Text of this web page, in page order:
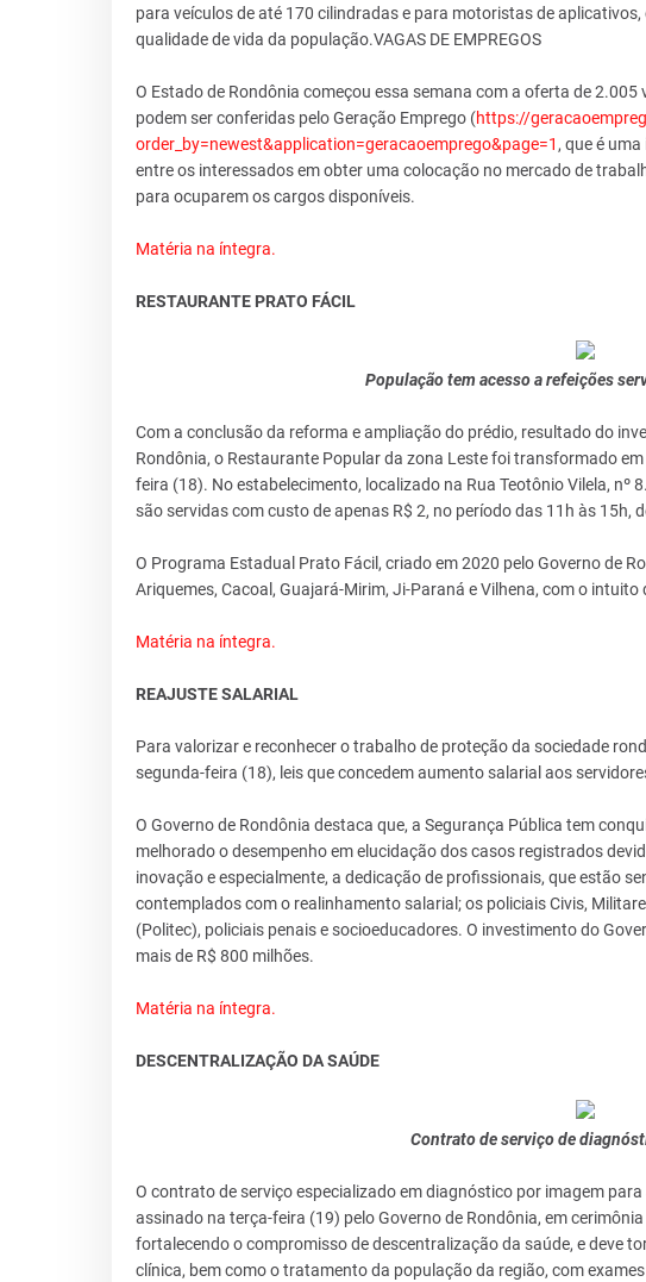
para veículos de até 170 cilindradas e para motoristas de
qualidade de vida da população.VAGAS DE EMPREGOS
O Estado de Rondônia começou essa semana com a oferta de
podem ser conferidas pelo Geração Emprego (https://
order_by=newest&application=geracaoemprego&page=1 , que é
entre os interessados em obter uma colocação no mercado de
para ocuparem os cargos disponíveis.
Matéria na íntegra.
RESTAURANTE PRATO FÁCIL
População tem acesso a refeições
Com a conclusão da reforma e ampliação do prédio, resultado do
Rondônia, o Restaurante Popular da zona Leste foi transformado
feira (18). No estabelecimento, localizado na Rua Teotônio Vilela, nº
são servidas com custo de apenas R$ 2, no período das 11h às 15h,
O Programa Estadual Prato Fácil, criado em 2020 pelo Governo de
Ariquemes, Cacoal, Guajará-Mirim, Ji-Paraná e Vilhena, com o
Matéria na íntegra.
REAJUSTE SALARIAL
Para valorizar e reconhecer o trabalho de proteção da sociedade
segunda-feira (18), leis que concedem aumento salarial aos
O Governo de Rondônia destaca que, a Segurança Pública tem
melhorado o desempenho em elucidação dos casos registrados
inovação e especialmente, a dedicação de profissionais, que estão
contemplados com o realinhamento salarial; os policiais Civis,
(Politec), policiais penais e socioeducadores. O investimento do
mais de R$ 800 milhões.
Matéria na íntegra.
DESCENTRALIZAÇÃO DA SAÚDE
Contrato de serviço de
O contrato de serviço especializado em diagnóstico por imagem
assinado na terça-feira (19) pelo Governo de Rondônia, em
fortalecendo o compromisso de descentralização da saúde, e deve
clínica, bem como o tratamento da população da região, com